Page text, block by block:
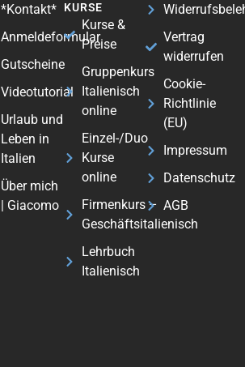
*Kontakt*
Anmeldeformular
Gutscheine
Videotutorial
Urlaub und
Leben in
Italien
Über mich
| Giacomo
KURSE
Kurse &
Preise
Gruppenkurs
Italienisch
online
Einzel-/Duo
Kurse
online
Firmenkurs –
Geschäftsitalienisch
Lehrbuch
Italienisch
Vertrag
widerrufen
Cookie-
Richtlinie
(EU)
Impressum
Datenschutz
AGB